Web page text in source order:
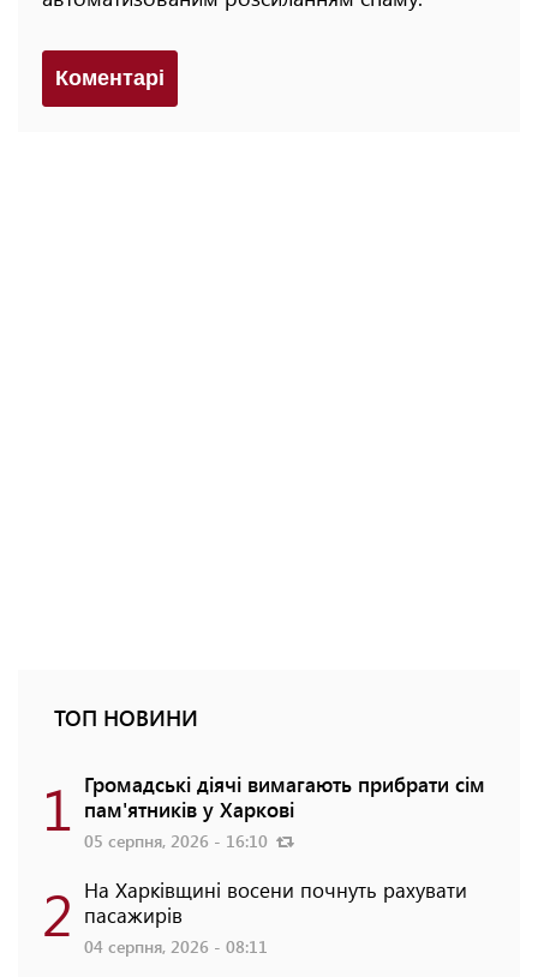
Коментарi
ТОП НОВИНИ
1 Громадські діячі вимагають прибрати сім
пам'ятників у Харкові
05 серпня, 2026 - 16:10
2 На Харківщині восени почнуть рахувати
пасажирів
04 серпня, 2026 - 08:11